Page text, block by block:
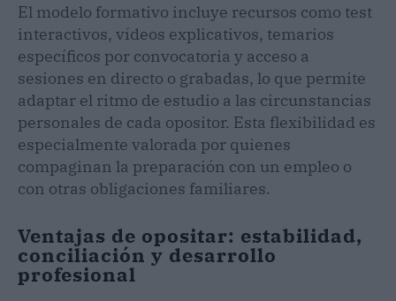
El modelo formativo incluye recursos como test
interactivos, vídeos explicativos, temarios
específicos por convocatoria y acceso a
sesiones en directo o grabadas, lo que permite
adaptar el ritmo de estudio a las circunstancias
personales de cada opositor. Esta flexibilidad es
especialmente valorada por quienes
compaginan la preparación con un empleo o
con otras obligaciones familiares.
Ventajas de opositar: estabilidad,
conciliación y desarrollo
profesional